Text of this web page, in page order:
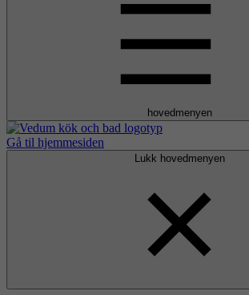
hovedmenyen
Gå til hjemmesiden
Lukk hovedmenyen